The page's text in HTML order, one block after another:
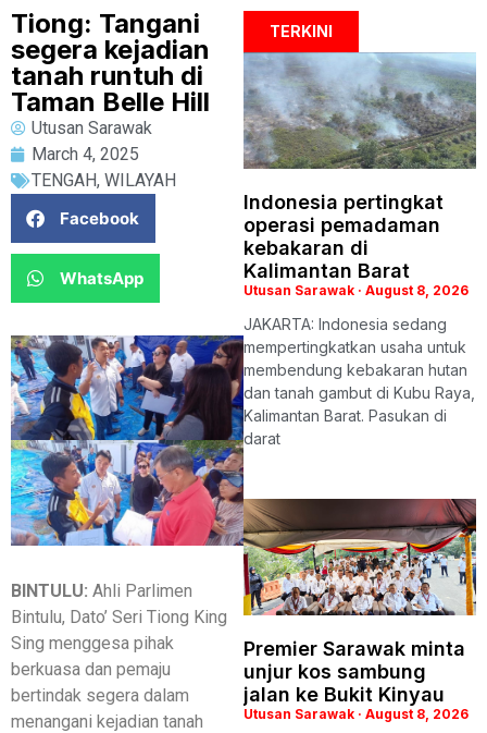
Tiong: Tangani
segera kejadian
tanah runtuh di
Taman Belle Hill
Utusan Sarawak
March 4, 2025
TENGAH, WILAYAH
Facebook
WhatsApp
BINTULU: Ahli Parlimen
Bintulu, Dato’ Seri Tiong King
Sing menggesa pihak
berkuasa dan pemaju
bertindak segera dalam
menangani kejadian tanah
TERKINI
Indonesia pertingkat
operasi pemadaman
kebakaran di
Kalimantan Barat
Utusan Sarawak August 8, 2026
JAKARTA: Indonesia sedang
mempertingkatkan usaha untuk
membendung kebakaran hutan
dan tanah gambut di Kubu Raya,
Kalimantan Barat. Pasukan di
darat
Premier Sarawak minta
unjur kos sambung
jalan ke Bukit Kinyau
Utusan Sarawak August 8, 2026